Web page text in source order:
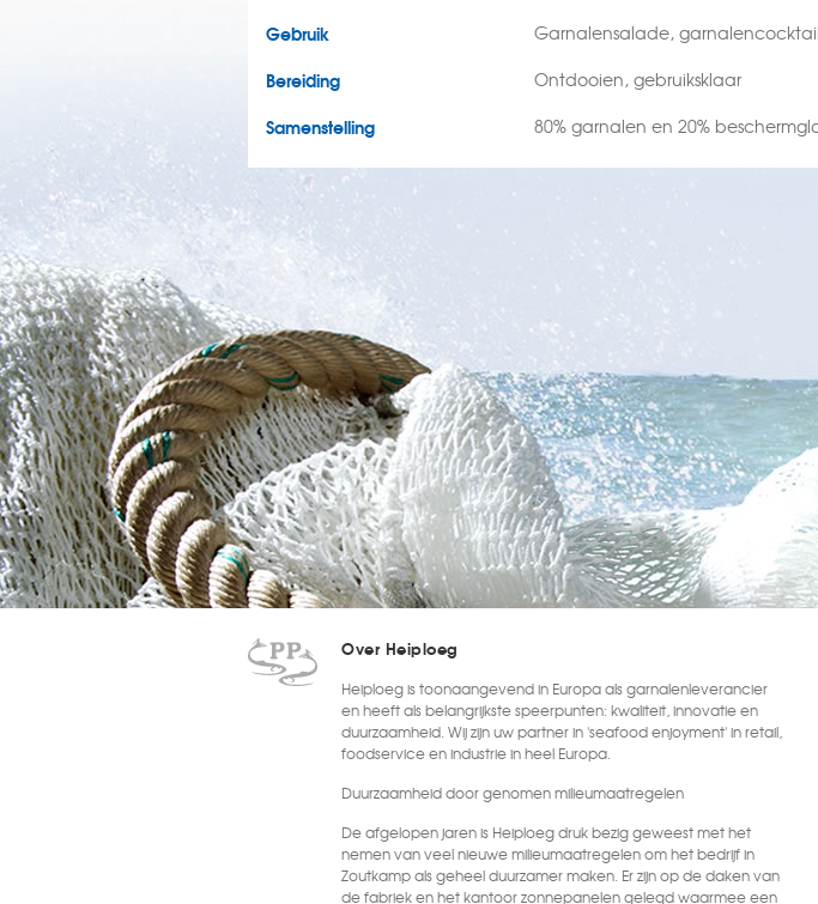
Gebruik Garnalensalade,
Bereiding Ontdooien, gebruiksklaar
Samenstelling 80% garnalen en 20%
Over Heiploeg
Heiploeg is toonaangevend in Europa als garnalenleverancier
en heeft als belangrijkste speerpunten: kwaliteit, innovatie en
duurzaamheid. Wij zijn uw partner in 'seafood enjoyment' in retail,
foodservice en industrie in heel Europa.
Duurzaamheid door genomen milieumaatregelen
De afgelopen jaren is Heiploeg druk bezig geweest met het
nemen van veel nieuwe milieumaatregelen om het bedrijf in
Zoutkamp als geheel duurzamer maken. Er zijn op de daken van
de fabriek en het kantoor zonnepanelen gelegd waarmee een